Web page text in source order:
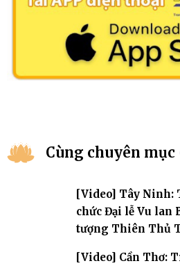
Cùng chuyên mục
[Video] Tây Ninh:
chức Đại lễ Vu lan
tượng Thiên Thủ
[Video] Cần Thơ: